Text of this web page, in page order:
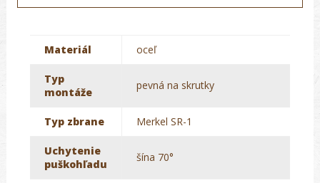
Materiál oceľ
Typ
montáže
pevná na skrutky
Typ zbrane Merkel SR-1
Uchytenie
puškohľadu
šína 70°